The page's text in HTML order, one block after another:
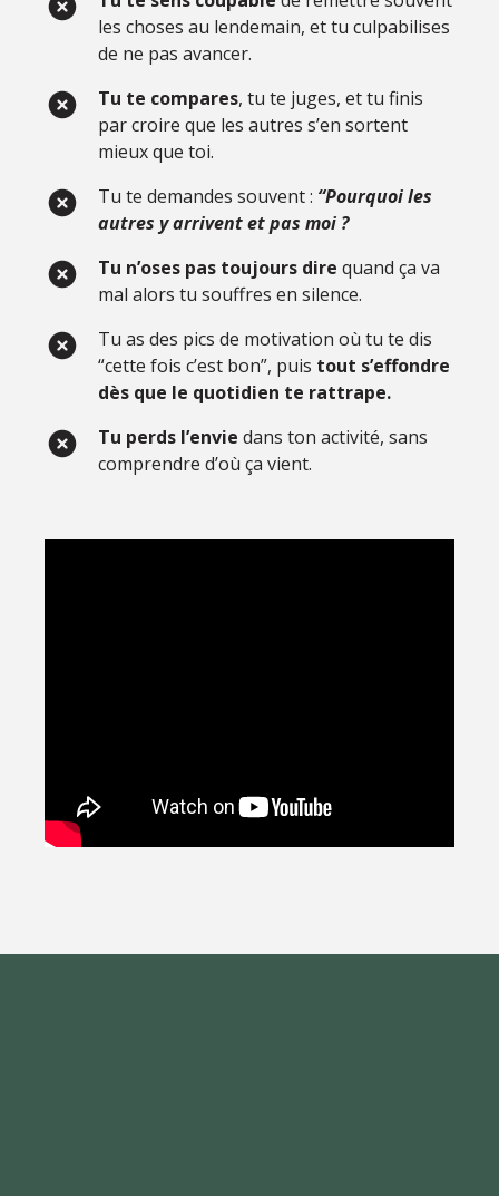
les choses au lendemain, et tu culpabilises
de ne pas avancer.
Tu te compares, tu te juges, et tu finis
par croire que les autres s’en sortent
mieux que toi.
Tu te demandes souvent : “Pourquoi les
autres y arrivent et pas moi ?
Tu n’oses pas toujours dire quand ça va
mal alors tu souffres en silence.
Tu as des pics de motivation où tu te dis
“cette fois c’est bon”, puis tout s’effondre
dès que le quotidien te rattrape.
Tu perds l’envie dans ton activité, sans
comprendre d’où ça vient.